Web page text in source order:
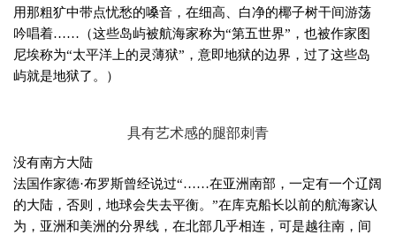
用那粗犷中带点忧愁的嗓音，在细高、白净的椰子树干间游荡
吟唱着……（这些岛屿被航海家称为“第五世界”，也被作家图
尼埃称为“太平洋上的灵薄狱”，意即地狱的边界，过了这些岛
屿就是地狱了。）
具有艺术感的腿部刺青
没有南方大陆
法国作家德·布罗斯曾经说过“……在亚洲南部，一定有一个辽阔
的大陆，否则，地球会失去平衡。”在库克船长以前的航海家认
为，亚洲和美洲的分界线，在北部几乎相连，可是越往南，间